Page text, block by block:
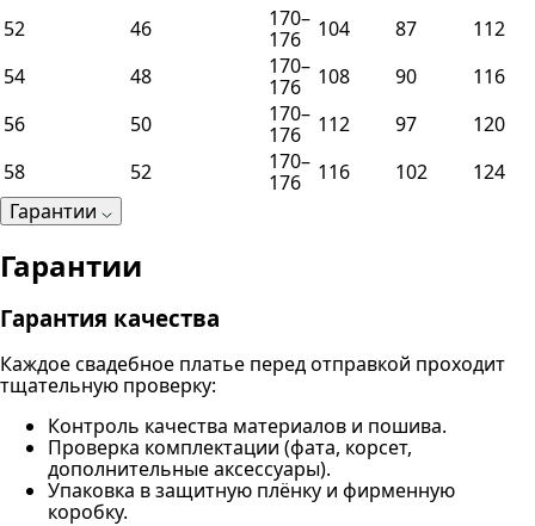
52
46
170–
176
104 87
112
54
48
170–
176
108 90
116
56
50
170–
176
112 97
120
58
52
170–
176
116 102
124
Гарантии
Гарантии
Гарантия качества
Каждое свадебное платье перед отправкой проходит
тщательную проверку:
Контроль качества материалов и пошива.
Проверка комплектации (фата, корсет,
дополнительные аксессуары).
Упаковка в защитную плёнку и фирменную
коробку.